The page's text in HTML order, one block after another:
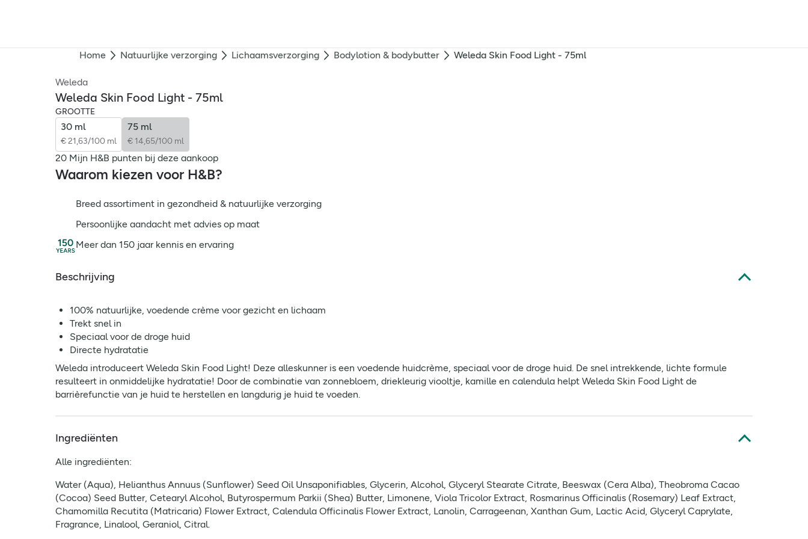
Home Natuurlijke verzorging Lichaamsverzorging Bodylotion & bodybutter Weleda Skin Food Light - 75ml
Weleda
Weleda Skin Food Light - 75ml
GROOTTE
30 ml
€ 21,63/100 ml
75 ml
€ 14,65/100 ml
20 Mijn H&B punten bij deze aankoop
Waarom kiezen voor H&B?
Breed assortiment in gezondheid & natuurlijke verzorging
Persoonlijke aandacht met advies op maat
Meer dan 150 jaar kennis en ervaring
Beschrijving
100% natuurlijke, voedende crème voor gezicht en lichaam
Trekt snel in
Speciaal voor de droge huid
Directe hydratatie
Weleda introduceert Weleda Skin Food Light! Deze alleskunner is een voedende huidcrème, speciaal voor de droge huid. De snel intrekkende, lichte formule
resulteert in onmiddelijke hydratatie! Door de combinatie van zonnebloem, driekleurig viooltje, kamille en calendula helpt Weleda Skin Food Light de
barrièrefunctie van je huid te herstellen en langdurig je huid te voeden.
Ingrediënten
Alle ingrediënten:
Water (Aqua), Helianthus Annuus (Sunflower) Seed Oil Unsaponifiables, Glycerin, Alcohol, Glyceryl Stearate Citrate, Beeswax (Cera Alba), Theobroma Cacao
(Cocoa) Seed Butter, Cetearyl Alcohol, Butyrospermum Parkii (Shea) Butter, Limonene, Viola Tricolor Extract, Rosmarinus Officinalis (Rosemary) Leaf Extract,
Chamomilla Recutita (Matricaria) Flower Extract, Calendula Officinalis Flower Extract, Lanolin, Carrageenan, Xanthan Gum, Lactic Acid, Glyceryl Caprylate,
Fragrance, Linalool, Geraniol, Citral.